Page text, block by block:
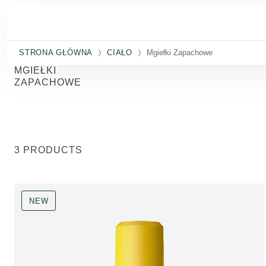
STRONA GŁÓWNA CIAŁO Mgiełki Zapachowe
MGIEŁKI
ZAPACHOWE
3 PRODUCTS
NEW